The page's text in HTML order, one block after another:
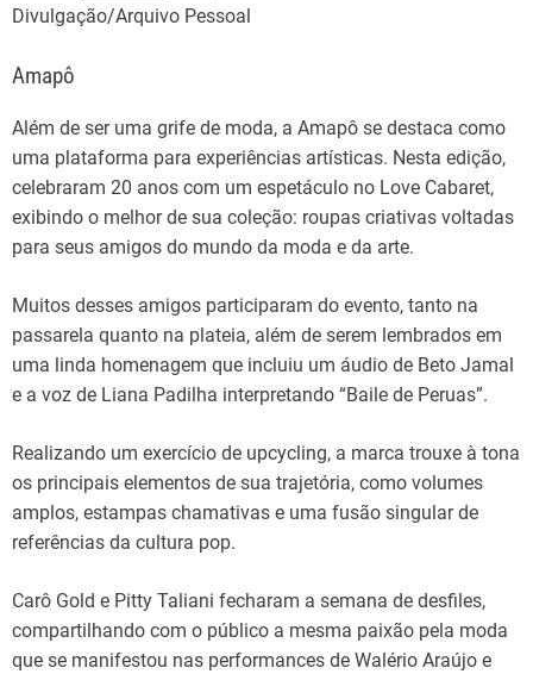
Divulgação/Arquivo Pessoal
Amapô
Além de seruma grife de moda, a Amapô se destaca como
uma plataforma para experiências artísticas. Nesta edição,
celebraram 20 anos com um espetáculo no Love Cabaret,
exibindo o melhor de sua coleção: roupas criativas voltadas
para seus amigos do mundo da moda e da arte.
Muitos desses amigos participaram do evento, tanto na
passarela quanto na plateia, além de serem lembrados em
uma linda homenagem que incluiu um áudio de Beto Jamal
e a voz de Liana Padilha interpretando “Baile de Peruas”.
Realizando um exercício de upcycling, a marca trouxe à tona
os principais elementos de sua trajetória, como volumes
amplos, estampas chamativas e uma fusão singularde
referências da cultura pop.
Carô Gold e Pitty Taliani fecharam a semana de desfiles,
compartilhando com o público a mesma paixão pela moda
que se manifestou nas performances de Walério Araújo e